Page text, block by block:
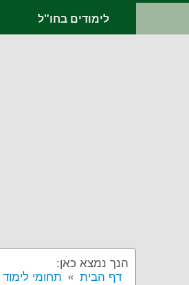
לימודים בחו"ל
הנך נמצא כאן:
דף הבית
תחומי לימוד